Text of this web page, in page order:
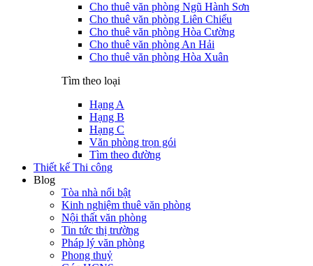
Cho thuê văn phòng Ngũ Hành Sơn
Cho thuê văn phòng Liên Chiểu
Cho thuê văn phòng Hòa Cường
Cho thuê văn phòng An Hải
Cho thuê văn phòng Hòa Xuân
Tìm theo loại
Hạng A
Hạng B
Hạng C
Văn phòng trọn gói
Tìm theo đường
Thiết kế Thi công
Blog
Tòa nhà nổi bật
Kinh nghiệm thuê văn phòng
Nội thất văn phòng
Tin tức thị trường
Pháp lý văn phòng
Phong thuỷ